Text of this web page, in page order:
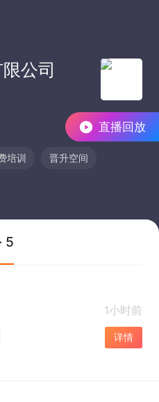
直播回放
公司
培训 晋升空间
5
1小时前
详情